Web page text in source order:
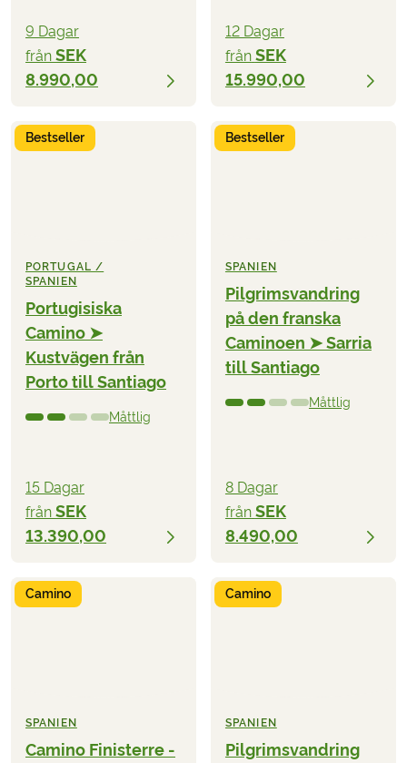
9 Dagar
från SEK
8.990,00
12 Dagar
från SEK
15.990,00
Bestseller
PORTUGAL /
SPANIEN
Portugisiska
Camino ➤
Kustvägen från
Porto till Santiago
Måttlig
15 Dagar
från SEK
13.390,00
Bestseller
SPANIEN
Pilgrimsvandring
på den franska
Caminoen ➤ Sarria
till Santiago
Måttlig
8 Dagar
från SEK
8.490,00
Camino
SPANIEN
Camino Finisterre -
Camino
SPANIEN
Pilgrimsvandring